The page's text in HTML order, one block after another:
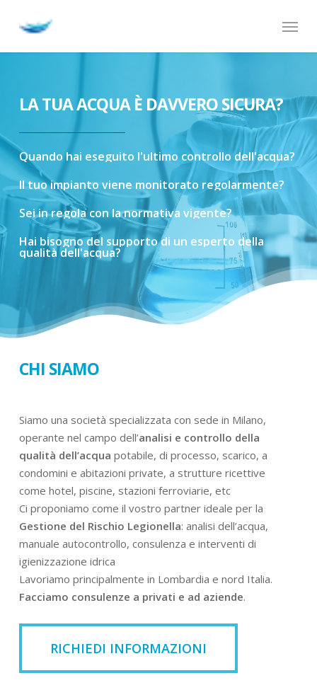
Menu
LA TUA ACQUA È DAVVERO SICURA?
Quando hai eseguito l'ultimo controllo dell'acqua?
Il tuoimpianto viene monitorato regolarmente?
Seiinregola con lanormativa vigente?
Hai bisognodel supportodi un esperto della
qualitàdell'acqua?
CHI SIAMO
Siamo una società specializzata con sede in Milano,
operante nel campo dell’analisi e controllo della
qualità dell’acqua potabile, di processo, scarico, a
condomini e abitazioni private, a strutture ricettive
come hotel, piscine, stazioni ferroviarie, etc
Ci proponiamo come il vostro partner ideale per la
Gestione del Rischio Legionella: analisi dell’acqua,
manuale autocontrollo, consulenza e interventi di
igienizzazione idrica
Lavoriamo principalmente in Lombardia e nord Italia.
Facciamo consulenze a privati e ad aziende.
RICHIEDI INFORMAZIONI